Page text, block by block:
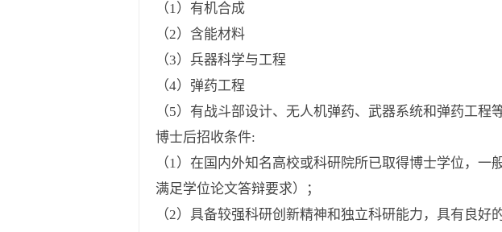
（1）有机合成
（2）含能材料
（3）兵器科学与工程
（4）弹药工程
（5）有战斗部设计、无人机弹药、武器系统和弹药工程
博士后招收条件:
（1）在国内外知名高校或科研院所已取得博士学位，一
满足学位论文答辩要求）；
（2）具备较强科研创新精神和独立科研能力，具有良好